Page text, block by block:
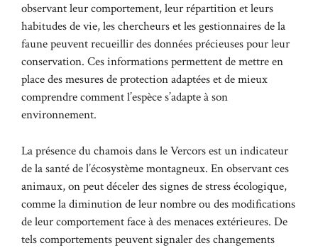
observant leur comportement, leur répartition et leurs
habitudes de vie, les chercheurs et les gestionnaires de la
faune peuvent recueillir des données précieuses pour leur
conservation. Ces informations permettent de mettre en
place des mesures de protection adaptées et de mieux
comprendre comment l’espèce s’adapte à son
environnement.
La présence du chamois dans le Vercors est un indicateur
de la santé de l’écosystème montagneux. En observant ces
animaux, on peut déceler des signes de stress écologique,
comme la diminution de leur nombre ou des modifications
de leur comportement face à des menaces extérieures. De
tels comportements peuvent signaler des changements